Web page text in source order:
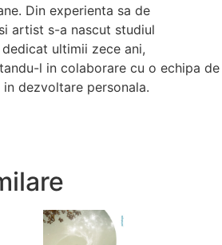
Din experienta sa de
artist s-a nascut studiul
ultimii zece ani,
l in colaborare cu o echipa de
dezvoltare personala.